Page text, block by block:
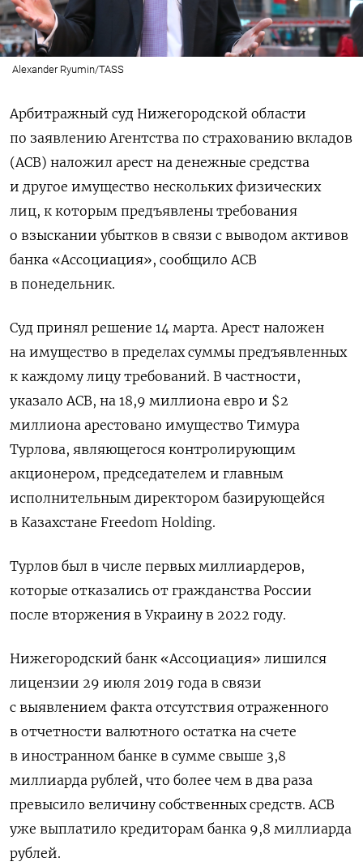
Alexander Ryumin/TASS
Арбитражный суд Нижегородской области
по заявлению Агентства по страхованию вкладов
(АСВ) наложил арест на денежные средства
и другое имущество нескольких физических
лиц, к которым предъявлены требования
о взыскании убытков в связи с выводом активов
банка «Ассоциация», сообщило АСВ
в понедельник.
Суд принял решение 14 марта. Арест наложен
на имущество в пределах суммы предъявленных
к каждому лицу требований. В частности,
указало АСВ, на 18,9 миллиона евро и $2
миллиона арестовано имущество Тимура
Турлова, являющегося контролирующим
акционером, председателем и главным
исполнительным директором базирующейся
в Казахстане Freedom Holding.
Турлов был в числе первых миллиардеров,
которые отказались от гражданства России
после вторжения в Украину в 2022 году.
Нижегородский банк «Ассоциация» лишился
лицензии 29 июля 2019 года в связи
с выявлением факта отсутствия отраженного
в отчетности валютного остатка на счете
в иностранном банке в сумме свыше 3,8
миллиарда рублей, что более чем в два раза
превысило величину собственных средств. АСВ
уже выплатило кредиторам банка 9,8 миллиарда
рублей.